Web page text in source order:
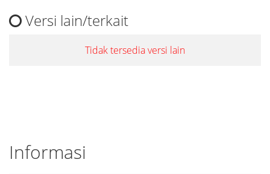
Versi lain/terkait
Tidak tersedia versi lain
Informasi